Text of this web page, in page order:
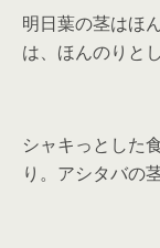
明日葉の茎はほ
は、ほんのりと
シャキっとした
り。アシタバの